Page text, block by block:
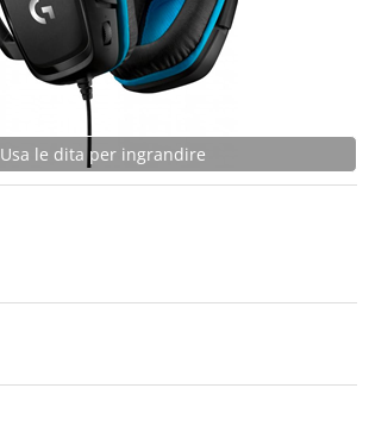
Usa le dita per ingrandire